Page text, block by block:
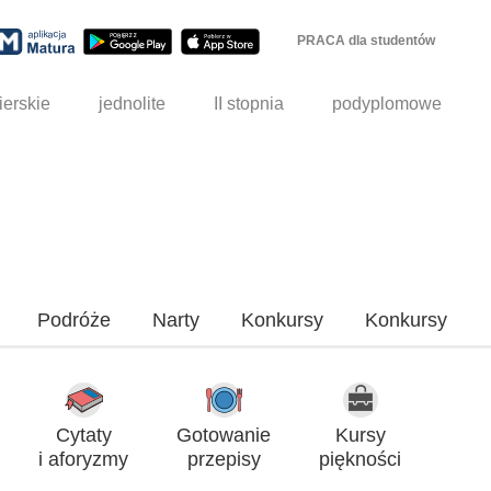
PRACA dla studentów
jednolite II stopnia podyplomowe
Podróże Narty Konkursy Konkursy
Cytaty
i aforyzmy
Gotowanie
przepisy
Kursy
piękności